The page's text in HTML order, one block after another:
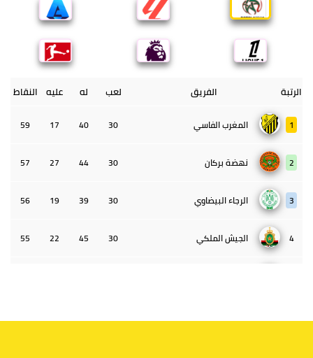
الرتبة الفريق لعب له عليه النقاط
1 المغرب الفاسي 30
40
17
59
2 نهضة بركان 30
44
27
57
3 الرجاء البيضاوي 30
39
19
56
4 الجيش الملكي 30
45
22
55